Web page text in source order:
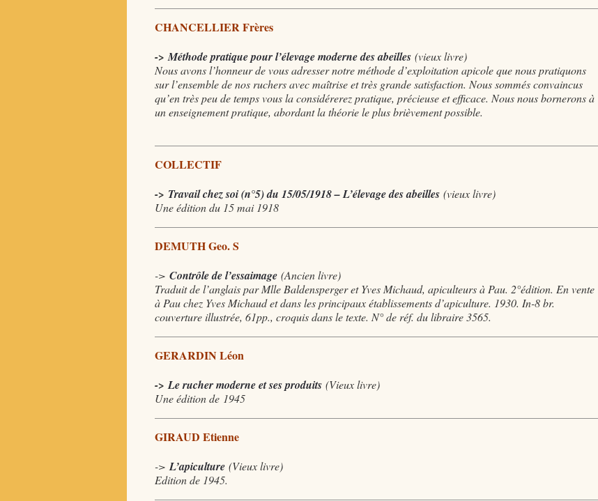
CHANCELLIER Frères
-> Méthode pratique pour l’élevage moderne des abeilles (vieux livre)
Nous avons l’honneur de vous adresser notre méthode d’exploitation apicole que nous pratiquons
sur l’ensemble de nos ruchers avec maîtrise et très grande satisfaction. Nous sommés convaincus
qu’en très peu de temps vous la considérerez pratique, précieuse et efficace. Nous nous bornerons à
un enseignement pratique, abordant la théorie le plus brièvement possible.
COLLECTIF
-> Travail chez soi (n°5) du 15/05/1918 – L’élevage des abeilles (vieux livre)
Une édition du 15 mai 1918
DEMUTH Geo. S
-> Contrôle de l’essaimage (Ancien livre)
Traduit de l’anglais par Mlle Baldensperger et Yves Michaud, apiculteurs à Pau. 2°édition. En vente
à Pau chez Yves Michaud et dans les principaux établissements d’apiculture. 1930. In-8 br.
couverture illustrée, 61pp., croquis dans le texte. N° de réf. du libraire 3565.
GERARDIN Léon
->Le rucher moderne et ses produits (Vieux livre)
Une édition de 1945
GIRAUD Etienne
-> L’apiculture (Vieux livre)
Edition de 1945.